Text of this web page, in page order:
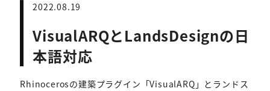
2022.08.19
VisualARQとLandsDesignの日
本語対応
Rhinocerosの建築プラグイン「VisualARQ」とランドス